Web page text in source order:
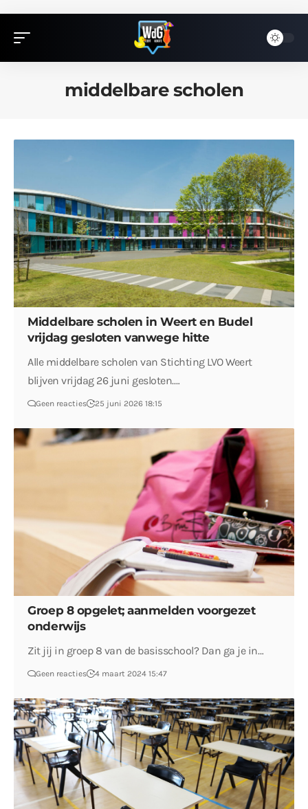
middelbare scholen
Middelbare scholen in Weert en Budel
vrijdag gesloten vanwege hitte
Alle middelbare scholen van Stichting LVO Weert
blijven vrijdag 26 juni gesloten.…
Geen reacties 25 juni 2026 18:15
Groep 8 opgelet; aanmelden voorgezet
onderwijs
Zit jij in groep 8 van de basisschool? Dan ga je in…
Geen reacties 4 maart 2024 15:47